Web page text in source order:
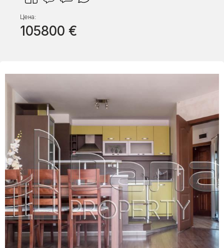
Цена:
105800 €